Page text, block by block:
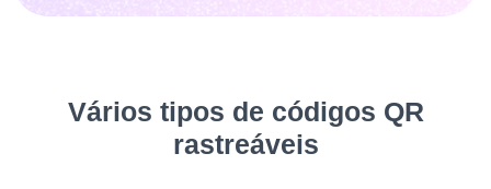
Vários tipos de códigos QR
rastreáveis